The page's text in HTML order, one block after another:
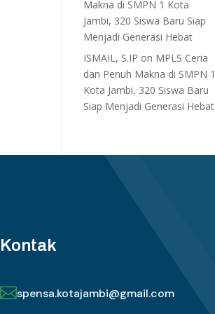
Makna di SMPN 1 Kota
Jambi, 320 Siswa Baru Siap
Menjadi Generasi Hebat
ISMAIL, S.IP on MPLS Ceria
dan Penuh Makna di SMPN 1
Kota Jambi, 320 Siswa Baru
Siap Menjadi Generasi Hebat
Kontak
spensa.kotajambi@gmail.com